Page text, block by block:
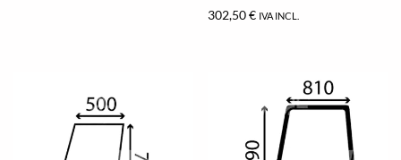
302,50€ IVA INCL.